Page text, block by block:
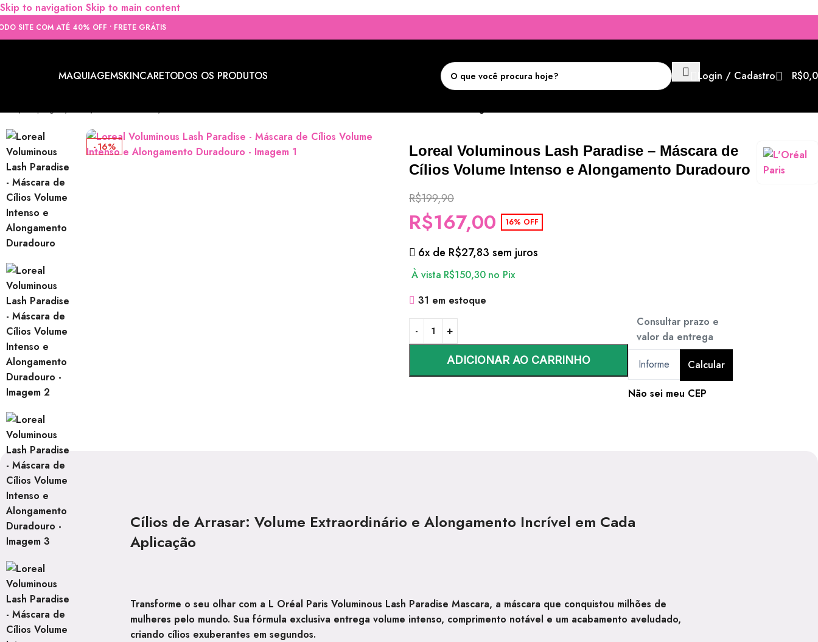
Skip to navigation Skip to main content
SITE COM ATÉ 40% OFF • FRETE GRÁTIS
MAQUIAGEMSKINCARETODOS OS PRODUTOS Login / Cadastro R$
- 16%
Loreal Voluminous Lash Paradise – Máscara de
Cílios Volume Intenso e Alongamento Duradouro
R$199,90
R$167,00 16% OFF
6x de R$27,83 sem juros
À vista R$150,30 no Pix
31 em estoque
ADICIONAR AO CARRINHO
Consultar prazo e
valor da entrega
Calcular
Não sei meu CEP
Cílios de Arrasar: Volume Extraordinário e Alongamento Incrível em Cada
Aplicação
Transforme o seu olhar com a L Oréal Paris Voluminous Lash Paradise Mascara, a máscara que conquistou milhões de
mulheres pelo mundo. Sua fórmula exclusiva entregavolume intenso, comprimento notável e um acabamento aveludado,
criando cílios exuberantes em segundos.